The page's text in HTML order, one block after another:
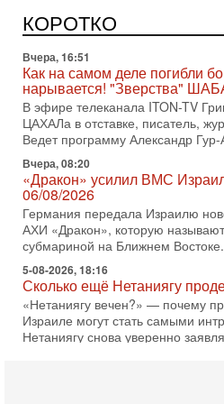
КОРОТКО
АХИ «Дракон» (Drakon), которая
субмариной в истории ЦАХАЛ.
Вчера, 16:51
Как на самом деле погибли
нарывается! "Зверства"
В эфире телеканала ITON-TV
ЦАХАЛа в отставке, писатель,
Ведет программу Александр Гур-
Вчера, 08:20
«Дракон» усилил ВМС
06/08/2026
Германия передала Израилю
АХИ «Дракон», которую
субмариной на Ближнем
5-08-2026, 18:16
Сколько ещё Нетаниягу
«Нетаниягу вечен?» — почему
Израиле могут стать самыми
Нетаниягу снова уверенно